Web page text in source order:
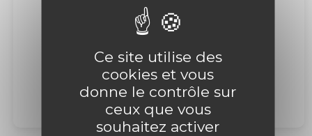
Ce site utilise des
cookies et vous
donne le contrôle sur
ceux que vous
souhaitez activer